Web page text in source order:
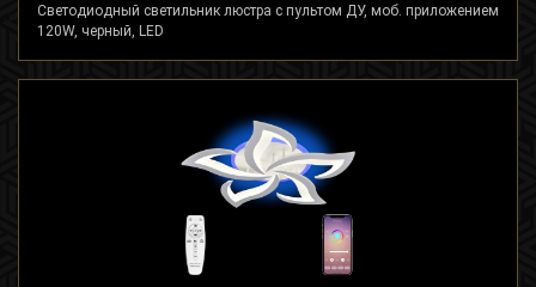
Светодиодный светильник люстра с пультом ДУ, моб. приложением
120W, черный, LED